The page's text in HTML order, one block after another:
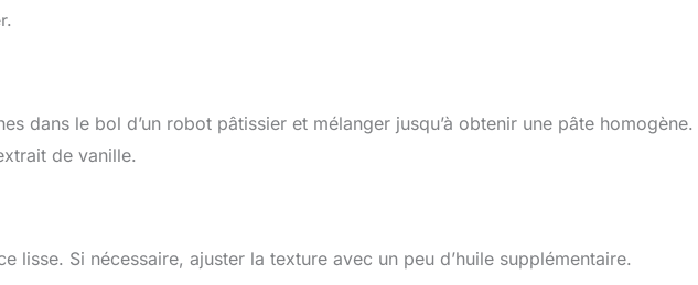
dans le bol d’un robot pâtissier et mélanger jusqu’à obtenir une pâte homogène.
de vanille.
lisse. Si nécessaire, ajuster la texture avec un peu d’huile supplémentaire.